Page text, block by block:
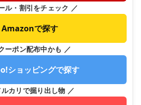
ル・割引をチェック ／
Amazonで探す
ーポン配布中かも ／
ショッピングで探す
カリで掘り出し物 ／